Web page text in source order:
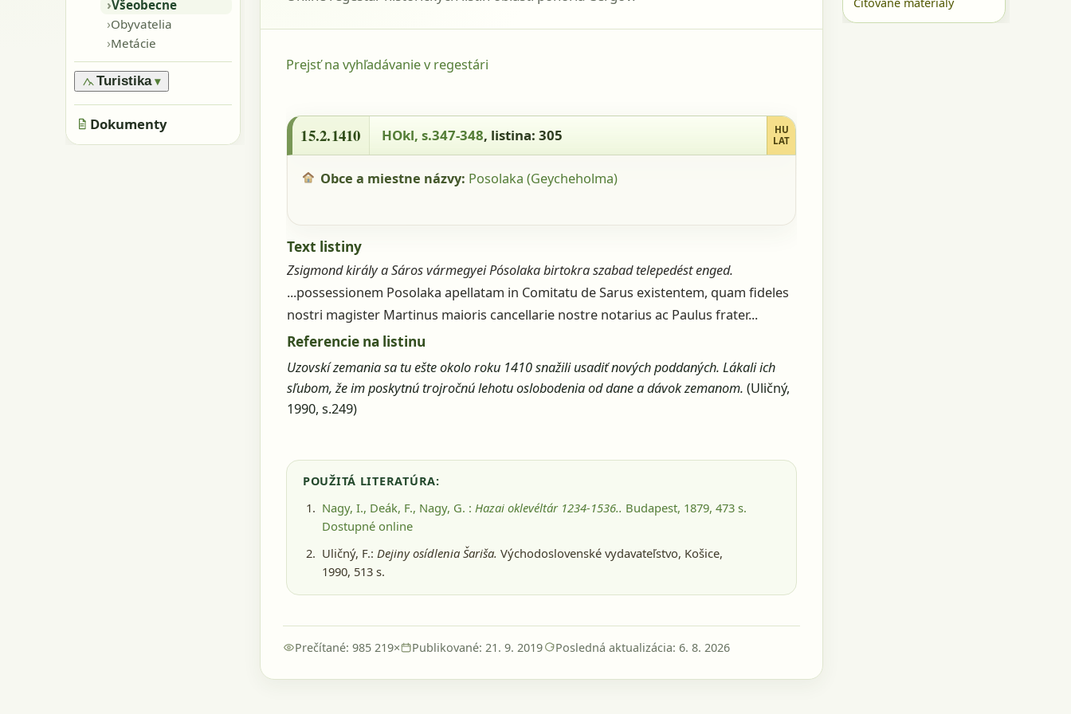
›Pamiatky
›Skaly, kamene
›Jaskyne
›Všeobecne
›Obyvatelia
›Metácie
Turistika ▾
›Značené trasy
›Neznačené trasy
Dokumenty
Prejsť na vyhľadávanie v regestári
15.2.1410 - HOkl, s.347-348, listina: 305
15.2.1410 HOkl, s.347-348, listina: 305
HU
LAT
Obce a miestne názvy: Posolaka (Geycheholma)
Text listiny
Zsigmond király a Sáros vármegyei Pósolaka birtokra szabad telepedést enged.
...possessionem Posolaka apellatam in Comitatu de Sarus existentem, quam fideles
nostri magister Martinus maioris cancellarie nostre notarius ac Paulus frater...
Referencie na listinu
Uzovskí zemania sa tu ešte okolo roku 1410 snažili usadiť nových poddaných. Lákali ich
sľubom, že im poskytnú trojročnú lehotu oslobodenia od dane a dávok zemanom. (Uličný,
1990, s.249)
POUŽITÁ LITERATÚRA:
Nagy, I., Deák, F., Nagy, G. : Hazai oklevéltár 1234-1536.. Budapest, 1879, 473 s.
Dostupné online
Uličný, F.: Dejiny osídlenia Šariša. Východoslovenské vydavateľstvo, Košice,
1990, 513 s.
Prečítané: 985 219× Publikované: 21. 9. 2019 Posledná aktualizácia: 6. 8. 2026